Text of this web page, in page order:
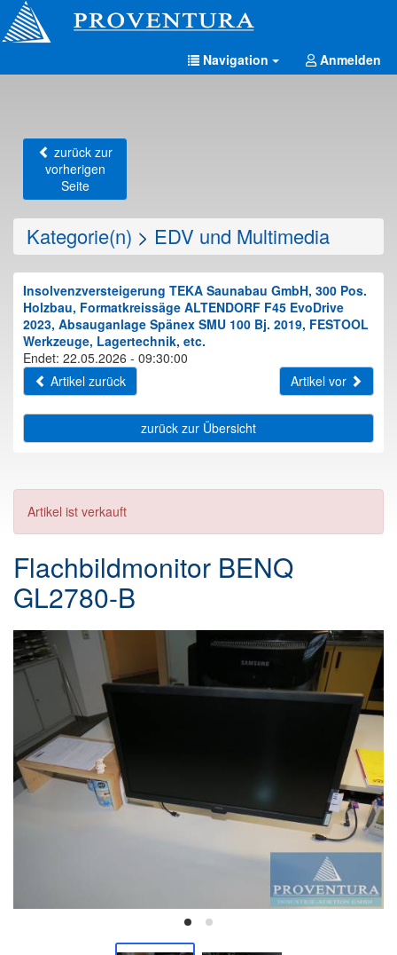
Navigation Anmelden
zurück zur
vorherigen
Seite
Kategorie(n) > EDV und Multimedia
Insolvenzversteigerung TEKA Saunabau GmbH, 300 Pos.
Holzbau, Formatkreissäge ALTENDORF F45 EvoDrive
2023, Absauganlage Spänex SMU 100 Bj. 2019, FESTOOL
Werkzeuge, Lagertechnik, etc.
Endet: 22.05.2026 - 09:30:00
Artikel zurück
Artikel vor
zurück zur Übersicht
Artikel ist verkauft
Flachbildmonitor BENQ
GL2780-B